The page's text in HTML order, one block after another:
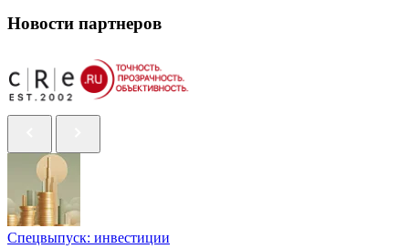
Новости партнеров
Спецвыпуск: инвестиции